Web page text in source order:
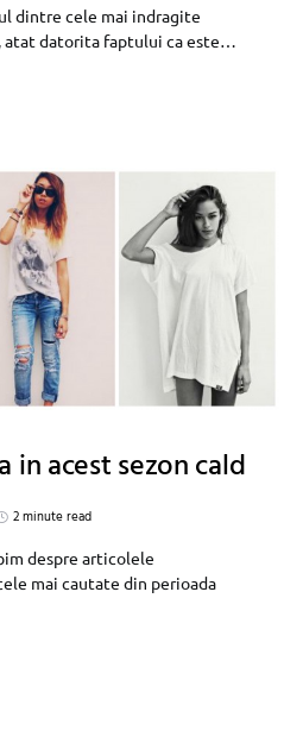
dintre cele mai indragite
atat datorita faptului ca este…
in acest sezon cald
2 minute read
despre articolele
mai cautate din perioada